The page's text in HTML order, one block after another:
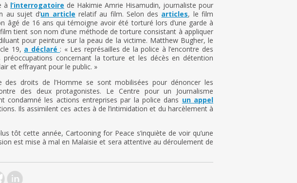
à l’interrogatoire de Hakimie Amrie Hisamudin, journaliste pour
au sujet d’un article relatif au film. Selon des articles, le film
âgé de 16 ans qui témoigne avoir été torturé lors d’une garde à
tient son nom d’une méthode de torture consistant à appliquer
pour peinture sur la peau de la victime. Matthew Bugher, le
19, a déclaré : « Les représailles de la police à l’encontre des
préoccupations concernant la torture et les décès en détention
et effrayant pour le public. »
des droits de l’Homme se sont mobilisées pour dénoncer les
des deux protagonistes. Le Centre pour un Journalisme
condamné les actions entreprises par la police dans un appel
Ils assimilent ces actes à de l’intimidation et du harcèlement à
tôt cette année, Cartooning for Peace s’inquiète de voir qu’une
est mise à mal en Malaisie et sera attentive au déroulement de